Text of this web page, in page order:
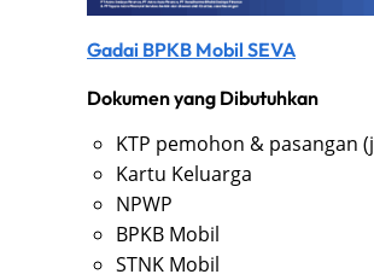
Gadai BPKB Mobil SEVA
Dokumen yang Dibutuhkan
KTP pemohon & pasangan
Kartu Keluarga
NPWP
BPKB Mobil
STNK Mobil